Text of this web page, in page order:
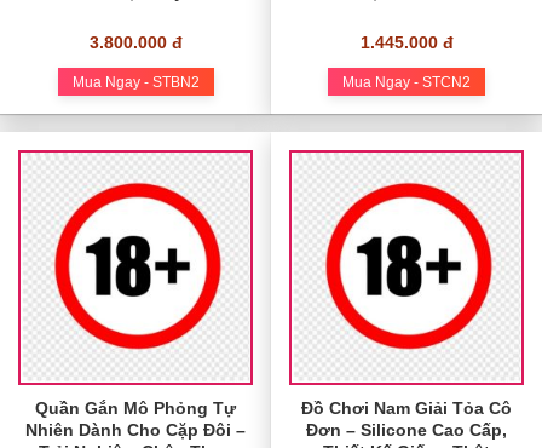
3.800.000 đ
Mua Ngay - STBN2
1.445.000 đ
Mua Ngay - STCN2
Quần Gắn Mô Phỏng Tự
Nhiên Dành Cho Cặp Đôi –
Đồ Chơi Nam Giải Tỏa Cô
Đơn – Silicone Cao Cấp,